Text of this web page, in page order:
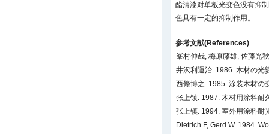
酯清漆对单板光变色没有抑
色具有一定的抑制作用。
参考文献(References)
峯村伸哉, 梅原藤雄, 佐藤光
井沢利運治. 1986. 木材の光
西條博之. 1985. 涂装木材
张上镇. 1987. 木材用涂料耐
张上镇. 1994. 室外用涂料耐
Dietrich F, Gerd W. 1984.